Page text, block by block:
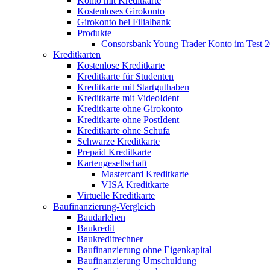
Kostenloses Girokonto
Girokonto bei Filialbank
Produkte
Consorsbank Young Trader Konto im Test
Kreditkarten
Kostenlose Kreditkarte
Kreditkarte für Studenten
Kreditkarte mit Startguthaben
Kreditkarte mit VideoIdent
Kreditkarte ohne Girokonto
Kreditkarte ohne PostIdent
Kreditkarte ohne Schufa
Schwarze Kreditkarte
Prepaid Kreditkarte
Kartengesellschaft
Mastercard Kreditkarte
VISA Kreditkarte
Virtuelle Kreditkarte
Baufinanzierung-Vergleich
Baudarlehen
Baukredit
Baukreditrechner
Baufinanzierung ohne Eigenkapital
Baufinanzierung Umschuldung